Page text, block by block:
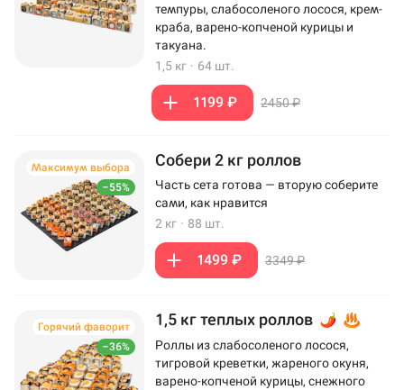
темпуры, слабосоленого лосося, крем-
краба, варено-копченой курицы и
такуана.
1,5 кг · 64 шт.
1199 ₽ 2450 ₽
–55%
Максимум выбора Собери 2 кг роллов
Часть сета готова — вторую соберите
сами, как нравится
2 кг · 88 шт.
1499 ₽ 3349 ₽
–36%
Горячий фаворит 1,5 кг теплых роллов
Роллы из слабосоленого лосося,
тигровой креветки, жареного окуня,
варено-копченой курицы, снежного